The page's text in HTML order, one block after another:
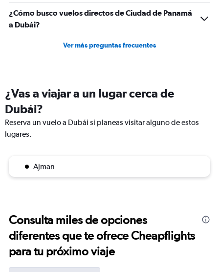
¿Cómo busco vuelos directos de Ciudad de Panamá
a Dubái?
Ver más preguntas frecuentes
¿Vas a viajar a un lugar cerca de
Dubái?
Reserva un vuelo a Dubái si planeas visitar alguno de estos
lugares.
Ajman
Consulta miles de opciones
diferentes que te ofrece Cheapflights
para tu próximo viaje